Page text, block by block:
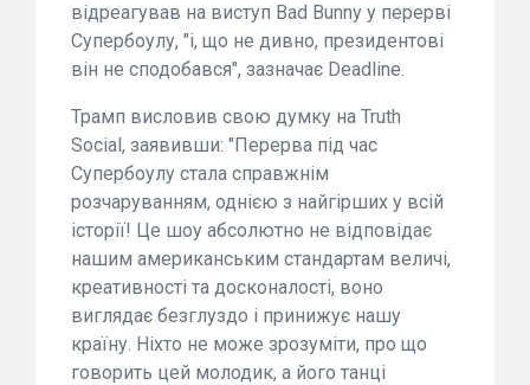
відреагував на виступ Bad Bunny у перерві
Супербоулу, "і, що не дивно, президентові
він не сподобався", зазначає Deadline.
Трамп висловив свою думку на Truth
Social, заявивши: "Перерва під час
Супербоулу стала справжнім
розчаруванням, однією з найгірших у всій
історії! Це шоу абсолютно не відповідає
нашим американським стандартам величі,
креативності та досконалості, воно
виглядає безглуздо і принижує нашу
країну. Ніхто не може зрозуміти, про що
говорить цей молодик, а його танці